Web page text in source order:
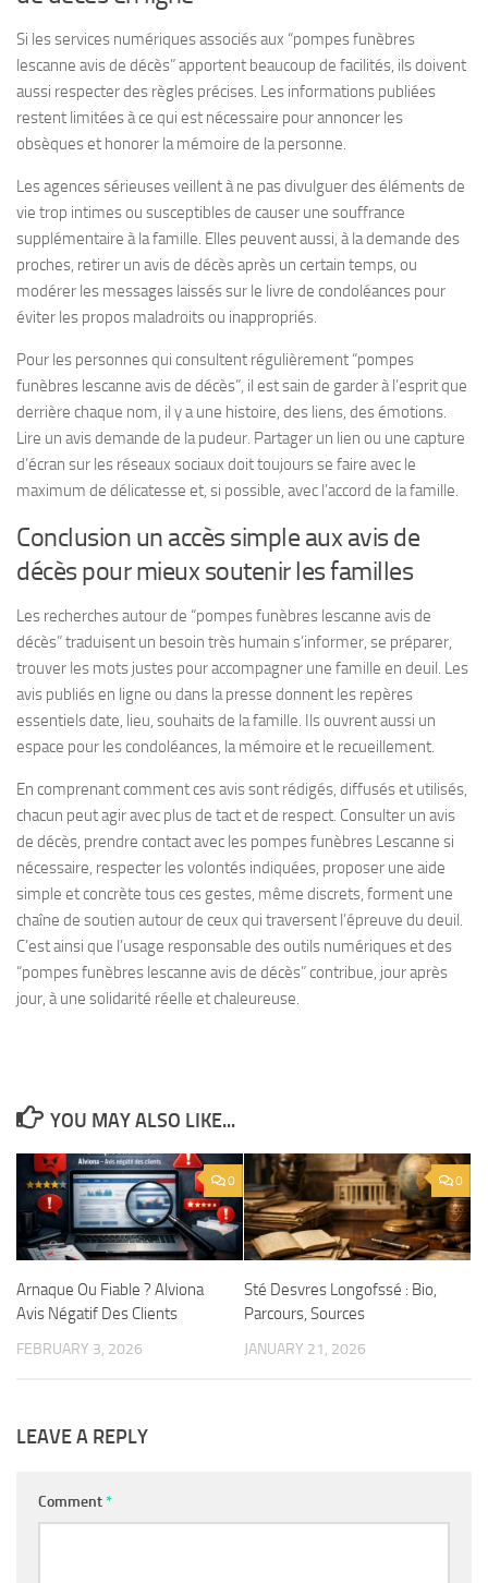
Si les services numériques associés aux “pompes funèbres
lescanne avis de décès” apportent beaucoup de facilités, ils doivent
aussi respecter des règles précises. Les informations publiées
restent limitées à ce qui est nécessaire pour annoncer les
obsèques et honorer la mémoire de la personne.
Les agences sérieuses veillent à ne pas divulguer des éléments de
vie trop intimes ou susceptibles de causer une souffrance
supplémentaire à la famille. Elles peuvent aussi, à la demande des
proches, retirer un avis de décès après un certain temps, ou
modérer les messages laissés sur le livre de condoléances pour
éviter les propos maladroits ou inappropriés.
Pour les personnes qui consultent régulièrement “pompes
funèbres lescanne avis de décès”, il est sain de garder à l’esprit que
derrière chaque nom, il y a une histoire, des liens, des émotions.
Lire un avis demande de la pudeur. Partager un lien ou une capture
d’écran sur les réseaux sociaux doit toujours se faire avec le
maximum de délicatesse et, si possible, avec l’accord de la famille.
Conclusion un accès simple aux avis de
décès pour mieux soutenir les familles
Les recherches autour de “pompes funèbres lescanne avis de
décès” traduisent un besoin très humain s’informer, se préparer,
trouver les mots justes pour accompagner une famille en deuil. Les
avis publiés en ligne ou dans la presse donnent les repères
essentiels date, lieu, souhaits de la famille. Ils ouvrent aussi un
espace pour les condoléances, la mémoire et le recueillement.
En comprenant comment ces avis sont rédigés, diffusés et utilisés,
chacun peut agir avec plus de tact et de respect. Consulter un avis
de décès, prendre contact avec les pompes funèbres Lescanne si
nécessaire, respecter les volontés indiquées, proposer une aide
simple et concrète tous ces gestes, même discrets, forment une
chaîne de soutien autour de ceux qui traversent l’épreuve du deuil.
C’est ainsi que l’usage responsable des outils numériques et des
“pompes funèbres lescanne avis de décès” contribue, jour après
jour, à une solidarité réelle et chaleureuse.
YOU MAY ALSO LIKE...
0
Arnaque Ou Fiable ? Alviona
Avis Négatif Des Clients
FEBRUARY 3, 2026
0
Sté Desvres Longofssé : Bio,
Parcours, Sources
JANUARY 21, 2026
LEAVE A REPLY
Comment*